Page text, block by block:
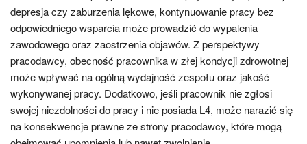
depresja czy zaburzenia lękowe, kontynuowanie pracy bez
odpowiedniego wsparcia może prowadzić do wypalenia
zawodowego oraz zaostrzenia objawów. Z perspektywy
pracodawcy, obecność pracownika w złej kondycji zdrowotnej
może wpływać na ogólną wydajność zespołu oraz jakość
wykonywanej pracy. Dodatkowo, jeśli pracownik nie zgłosi
swojej niezdolności do pracy i nie posiada L4, może narazić się
na konsekwencje prawne ze strony pracodawcy, które mogą